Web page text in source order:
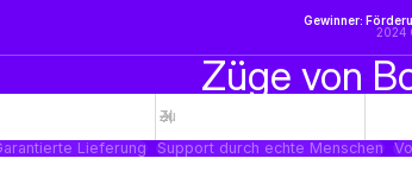
Gewinner:
2024
Züge von
Lieferung Support durch echte Menschen